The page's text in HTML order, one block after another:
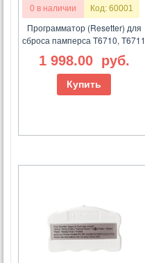
0 в наличии Код: 60001
Программатор (Resetter) для
сброса памперса T6710, T6711
1 998.00 руб.
Купить